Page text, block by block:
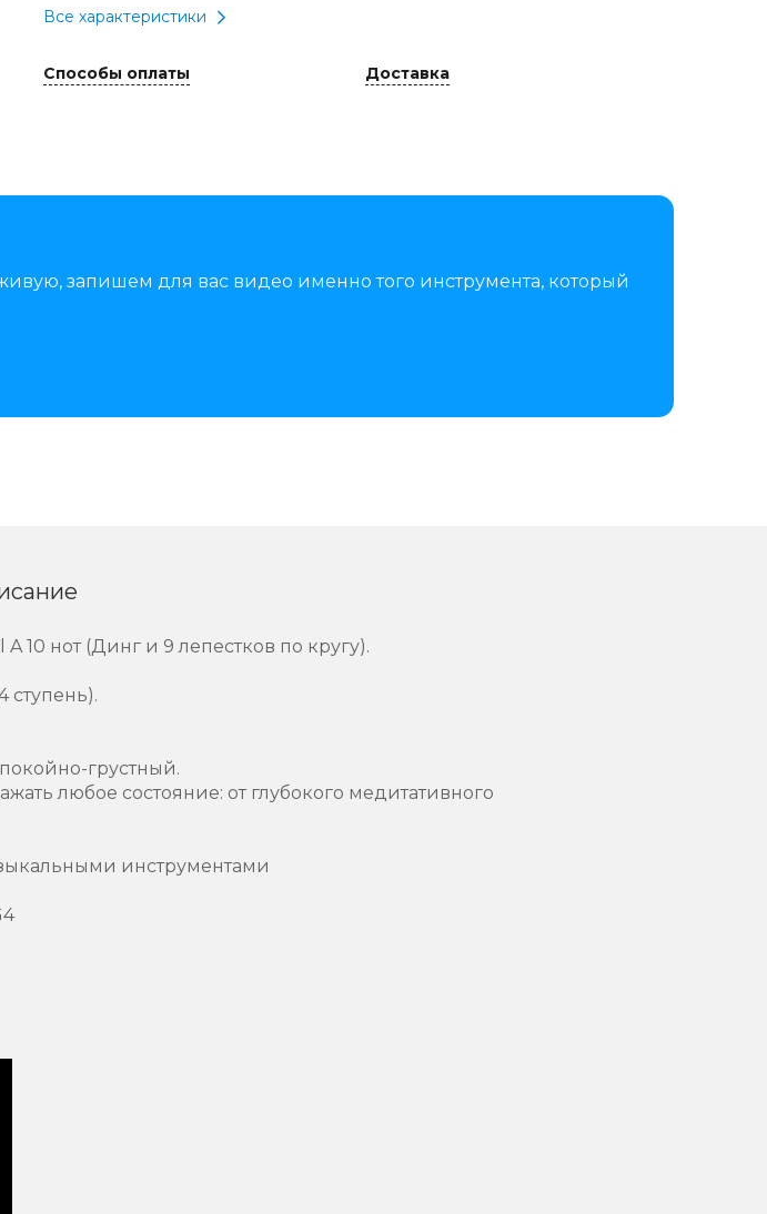
Все характеристики
Способы оплаты Доставка
запишем для вас видео именно того инструмента, который
10 нот (Динг и 9 лепестков по кругу).
ступень).
грустный.
любое состояние: от глубокого медитативного
инструментами